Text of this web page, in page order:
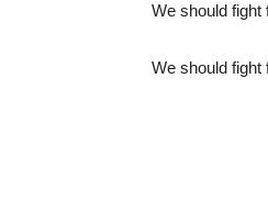
We should fight
We should fight